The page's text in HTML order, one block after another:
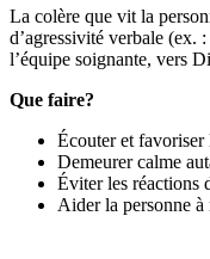
La colère que vit la
d’agressivité verbale (ex.
l’équipe soignante, vers
Que faire?
Écouter et favoriser
Demeurer calme
Éviter les réactions
Aider la personne à